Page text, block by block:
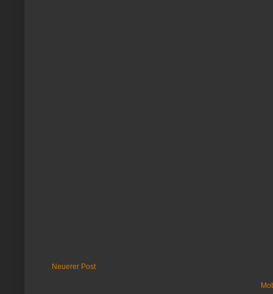
Neuerer Post